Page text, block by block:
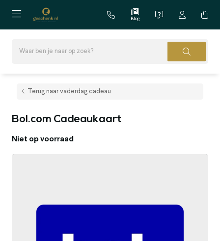
Blog
Terug naar vaderdag cadeau
Bol.com Cadeaukaart
Niet op voorraad